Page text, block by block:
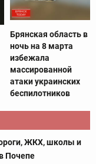
Брянская область в
ночь на 8 марта
избежала
массированной
атаки украинских
беспилотников
ЖКХ, школы и
Почепе